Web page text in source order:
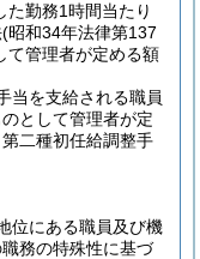
た勤務1時間当たり
(昭和34年法律第137
て管理者が定める額
当を支給される職員
として管理者が定
二種初任給調整手
位にある職員及び機
務の特殊性に基づ